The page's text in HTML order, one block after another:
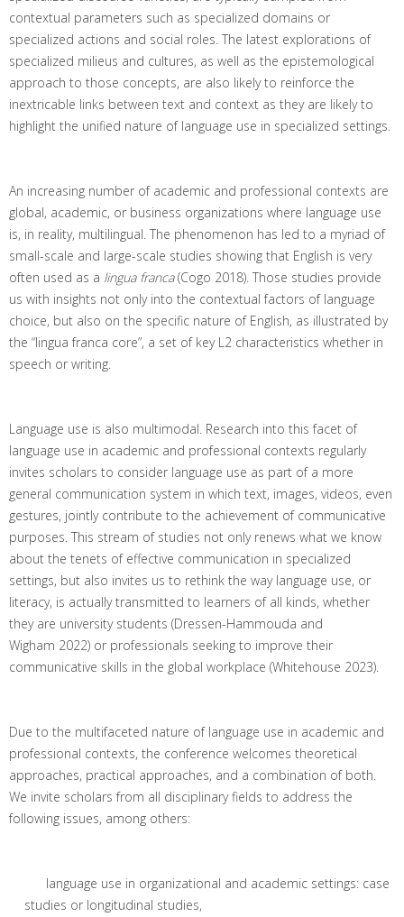
contextual parameters such as specialized domains or
specialized actions and social roles. The latest explorations of
specialized milieus and cultures, as well as the epistemological
approach to those concepts, are also likely to reinforce the
inextricable links between text and context as they are likely to
highlight the unified nature of language use in specialized settings.
An increasing number of academic and professional contexts are
global, academic, or business organizations where language use
is, in reality, multilingual. The phenomenon has led to a myriad of
small-scale and large-scale studies showing that English is very
often used as a lingua franca(Cogo 2018). Those studies provide
us with insights not only into the contextual factors of language
choice, but also on the specific nature of English, as illustrated by
the “lingua franca core”, a set of key L2 characteristics whether in
speech or writing.
Language use is also multimodal. Research into this facet of
language use in academic and professional contexts regularly
invites scholars to consider language use as part of a more
general communication system in which text, images, videos, even
gestures, jointly contribute to the achievement of communicative
purposes. This stream of studies not only renews what we know
about the tenets of effective communication in specialized
settings, but also invites us to rethink the way language use, or
literacy, is actually transmitted to learners of all kinds, whether
they are university students (Dressen-Hammouda and
Wigham 2022) or professionals seeking to improve their
communicative skills in the global workplace (Whitehouse 2023).
Due to the multifaceted nature of language use in academic and
professional contexts, the conference welcomes theoretical
approaches, practical approaches, and a combination of both.
We invite scholars from all disciplinary fields to address the
following issues, among others:
language use in organizational and academic settings: case
studies or longitudinal studies,